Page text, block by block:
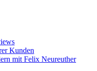
Kunden
mit Felix Neureuther